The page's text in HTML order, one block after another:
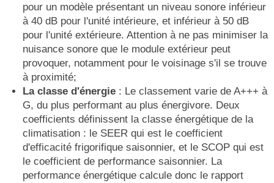
pour un modèle présentant un niveau sonore inférieur
à 40 dB pour l'unité intérieure, et inférieur à 50 dB
pour l'unité extérieure. Attention à ne pas minimiser la
nuisance sonore que le module extérieur peut
provoquer, notamment pour le voisinage s'il se trouve
à proximité;
La classe d'énergie: Le classement varie de A+++ à
G, du plus performant au plus énergivore. Deux
coefficients définissent la classe énergétique de la
climatisation : le SEER qui est le coefficient
d'efficacité frigorifique saisonnier, et le SCOP qui est
le coefficient de performance saisonnier. La
performance énergétique calcule donc le rapport